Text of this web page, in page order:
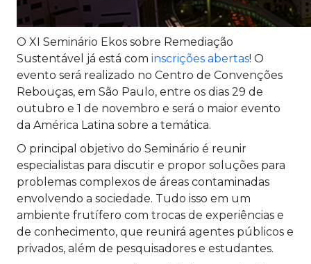
O XI Seminário Ekos sobre Remediação
Sustentável já está com inscrições abertas! O
evento será realizado no Centro de Convenções
Rebouças, em São Paulo, entre os dias 29 de
outubro e 1 de novembro e será o maior evento
da América Latina sobre a temática.
O principal objetivo do Seminário é reunir
especialistas para discutir e propor soluções para
problemas complexos de áreas contaminadas
envolvendo a sociedade. Tudo isso em um
ambiente frutífero com trocas de experiências e
de conhecimento, que reunirá agentes públicos e
privados, além de pesquisadores e estudantes.